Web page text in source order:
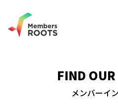
FIND
メンバーイ